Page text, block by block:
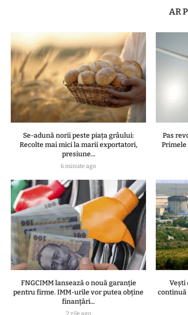
AR
Se-adună norii peste piața grâului:
Recolte mai mici la marii exportatori,
presiune...
6 minute ago
Pas
FNGCIMM lansează o nouă garanție
pentru firme. IMM-urile vor putea obține
finanțări...
2 zile ago
Vești
continuă